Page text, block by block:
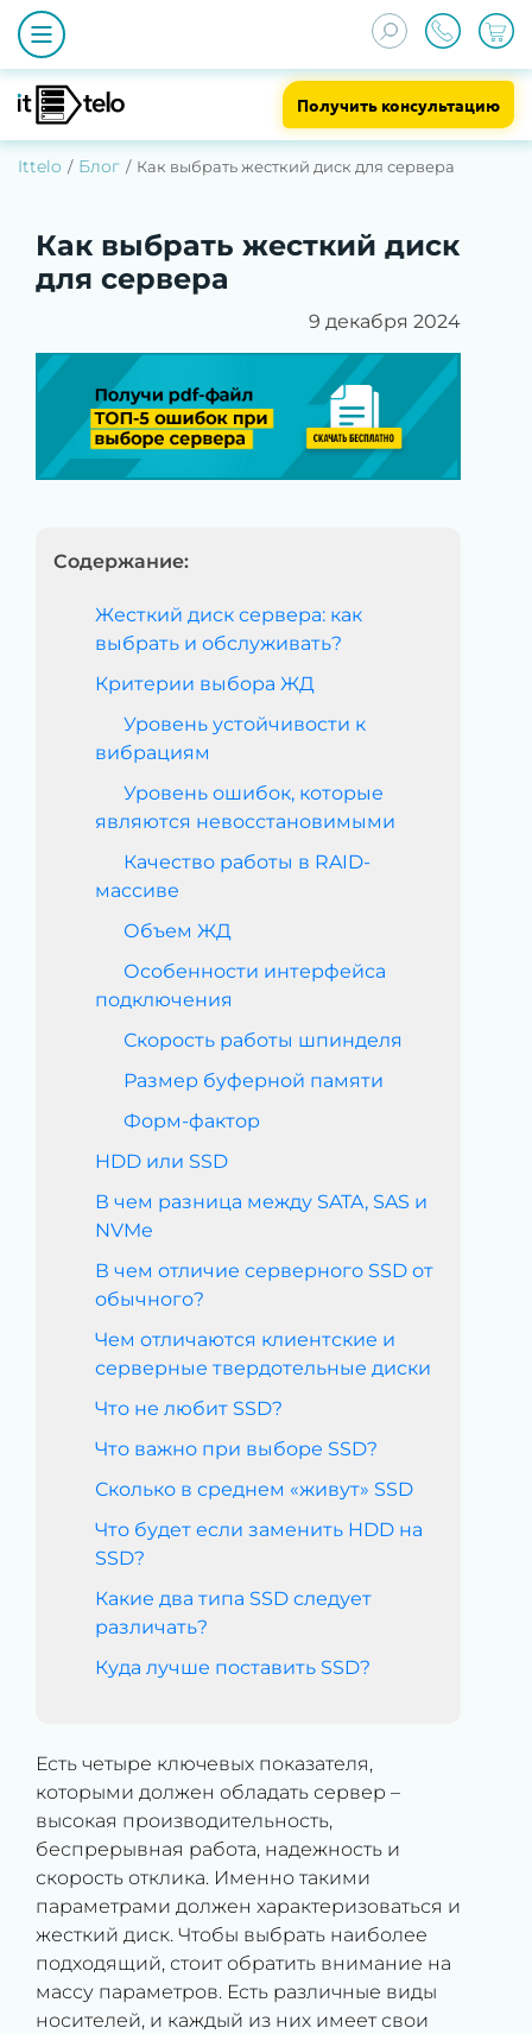
Получить консультацию
Ittelo Блог Как выбрать жесткий диск для сервера
Как выбрать жесткий диск
для сервера
9 декабря 2024
Содержание:
Жесткий диск сервера: как
выбрать и обслуживать?
Критерии выбора ЖД
Уровень устойчивости к
вибрациям
Уровень ошибок, которые
являются невосстановимыми
Качество работы в RAID-
массиве
Объем ЖД
Особенности интерфейса
подключения
Скорость работы шпинделя
Размер буферной памяти
Форм-фактор
HDD или SSD
В чем разница между SATA, SAS и
NVMe
В чем отличие серверного SSD от
обычного?
Чем отличаются клиентские и
серверные твердотельные диски
Что не любит SSD?
Что важно при выборе SSD?
Сколько в среднем «живут» SSD
Что будет если заменить HDD на
SSD?
Какие два типа SSD следует
различать?
Куда лучше поставить SSD?
Есть четыре ключевых показателя,
которыми должен обладать сервер –
высокая производительность,
беспрерывная работа, надежность и
скорость отклика. Именно такими
параметрами должен характеризоваться и
жесткий диск. Чтобы выбрать наиболее
подходящий, стоит обратить внимание на
массу параметров. Есть различные виды
носителей, и каждый из них имеет свои